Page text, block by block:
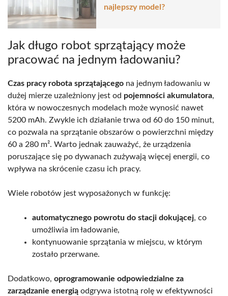
najlepszy model?
Jak długo robot sprzątający może
pracować na jednym ładowaniu?
Czas pracy robota sprzątającego na jednym ładowaniu w
dużej mierze uzależniony jest od pojemności akumulatora,
która w nowoczesnych modelach może wynosić nawet
5200 mAh. Zwykle ich działanie trwa od 60 do 150 minut,
co pozwala na sprzątanie obszarów o powierzchni między
60 a 280 m². Warto jednak zauważyć, że urządzenia
poruszające się po dywanach zużywają więcej energii, co
wpływa na skrócenie czasu ich pracy.
Wiele robotów jest wyposażonych w funkcję:
automatycznego powrotu do stacji dokującej, co
umożliwia im ładowanie,
kontynuowanie sprzątania w miejscu, w którym
zostało przerwane.
Dodatkowo, oprogramowanie odpowiedzialne za
zarządzanie energią odgrywa istotną rolę w efektywności